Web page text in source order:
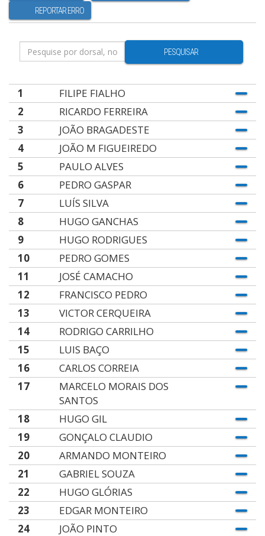
REPORTAR ERRO
PESQUISAR
1
FILIPE FIALHO
2
RICARDO FERREIRA
3
JOÃO BRAGADESTE
4
JOÃO M FIGUEIREDO
5
PAULO ALVES
6
PEDRO GASPAR
7
LUÍS SILVA
8
HUGO GANCHAS
9
HUGO RODRIGUES
10
PEDRO GOMES
11
JOSÉ CAMACHO
12
FRANCISCO PEDRO
13
VICTOR CERQUEIRA
14
RODRIGO CARRILHO
15
LUIS BAÇO
16
CARLOS CORREIA
17
MARCELO MORAIS DOS
SANTOS
18
HUGO GIL
19
GONÇALO CLAUDIO
20
ARMANDO MONTEIRO
21
GABRIEL SOUZA
22
HUGO GLÓRIAS
23
EDGAR MONTEIRO
24
JOÃO PINTO